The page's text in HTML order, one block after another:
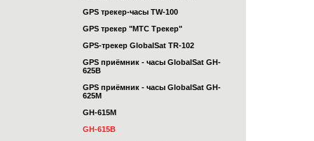
GPS трекер-часы TW-100
GPS трекер "МТС Трекер"
GPS-трекер GlobalSat TR-102
GPS приёмник - часы GlobalSat GH-
625B
GPS приёмник - часы GlobalSat GH-
625M
GH-615M
GH-615B